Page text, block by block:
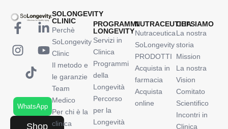
WhatsApp
Shop
SOLONGEVITY
CLINIC
Perchè
SoLongevity
Clinic
Il metodo e
le garanzie
Team
Medico
Per chi è la
clinica
PROGRAMMI
LONGEVITY
Servizi in
Clinica
Programmi
della
Longevità
Percorso
per la
Longevità
NUTRACEUTICA
Nutraceutica
SoLongevity
PRODOTTI
Acquista in
farmacia
Acquista
online
CHI SIAMO
La nostra
storia
Mission
La nostra
Vision
Comitato
Scientifico
Incontri in
Clinica